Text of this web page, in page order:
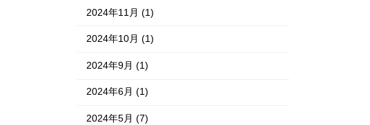
2024年11月 (1)
2024年10月 (1)
2024年9月 (1)
2024年6月 (1)
2024年5月 (7)